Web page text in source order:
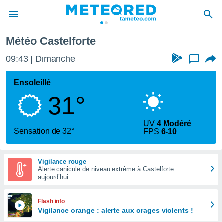
de
Météo Castelforte
09:43 Dimanche ...
Ensoleillé
31°
Sensation de 32°
UV4 Modéré
FPS6-10
Vigilance rouge
Alerte canicule de niveau extrême à Castelforte
aujourd’hui
Flash info
Vigilance orange : alerte aux orages violents !